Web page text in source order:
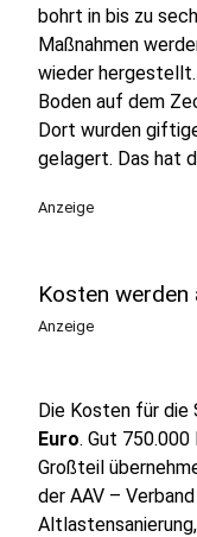
bohrt in bis zu
Maßnahmen
wieder
Boden auf dem
Dort wurden
gelagert. Das hat
Anzeige
Kosten
Anzeige
Die Kosten für die
Euro. Gut 750.000
Großteil
der AAV –